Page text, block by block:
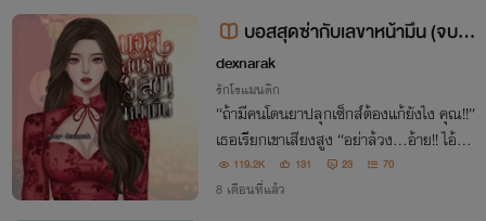
บอสสุดซ่ากับเลขาหน้ามึน (จบแ
ล้ว) มี E-Book
dexnarak
รักโรแมนติก
“ถ้ามีคนโดนยาปลุกเซ็กส์ต้องแก้ยังไง คุณ!!”
เธอเรียกเขาเสียงสูง “อย่าล้วง...อ้าย!! ไอ้บ้า
อย่าจับ”
119.2K 131 23 70
8 เดือนที่แล้ว